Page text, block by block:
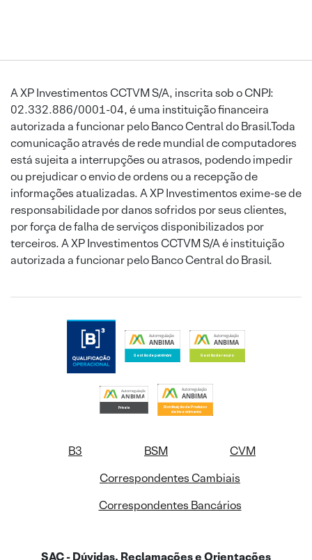
A XP Investimentos CCTVM S/A, inscrita sob o CNPJ:
02.332.886/0001-04, é uma instituição financeira
autorizada a funcionar pelo Banco Central do Brasil.Toda
comunicação através de rede mundial de computadores
está sujeita a interrupções ou atrasos, podendo impedir
ou prejudicar o envio de ordens ou a recepção de
informações atualizadas. A XP Investimentos exime-se de
responsabilidade por danos sofridos por seus clientes,
por força de falha de serviços disponibilizados por
terceiros. A XP Investimentos CCTVM S/A é instituição
autorizada a funcionar pelo Banco Central do Brasil.
B3 BSM
CVM
Correspondentes Cambiais
Correspondentes Bancários
SAC - Dúvidas, Reclamações e Orientações